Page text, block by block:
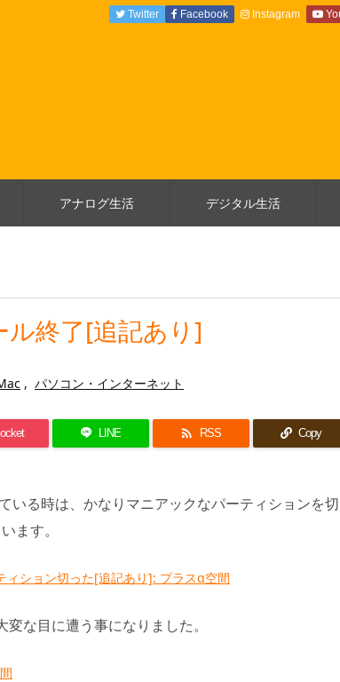
アナログ生活 デジタル生活
Twitter Facebook Instagram
ル終了[追記あり]
, パソコン・インターネット
LINE  RSS Copy
いる時は、かなりマニアックなパーティションを切
ます。
ィション切った[追記あり]: プラスα空間
な目に遭う事になりました。